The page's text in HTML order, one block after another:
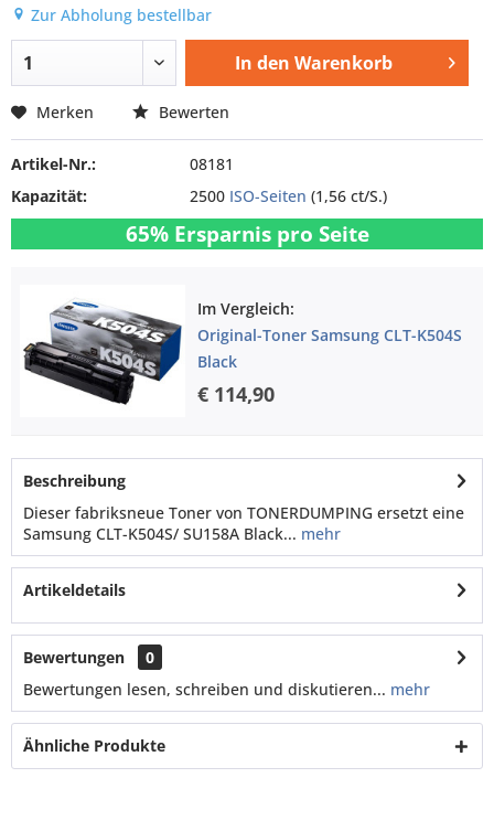
Zur Abholung bestellbar
In den Warenkorb
Merken Bewerten
Artikel-Nr.:
08181
Kapazität:
2500 ISO-Seiten (1,56 ct/S.)
65% Ersparnis pro Seite
Im Vergleich:
Original-Toner Samsung CLT-K504S
Black
€ 114,90
Beschreibung
Dieser fabriksneue Toner von TONERDUMPING ersetzt eine
Samsung CLT-K504S/ SU158A Black... mehr
Artikeldetails
Bewertungen
0
Bewertungen lesen, schreiben und diskutieren... mehr
Ähnliche Produkte